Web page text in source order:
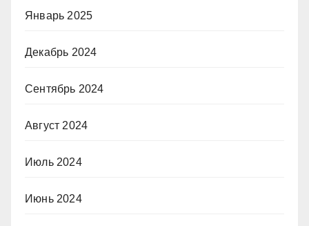
Январь 2025
Декабрь 2024
Сентябрь 2024
Август 2024
Июль 2024
Июнь 2024